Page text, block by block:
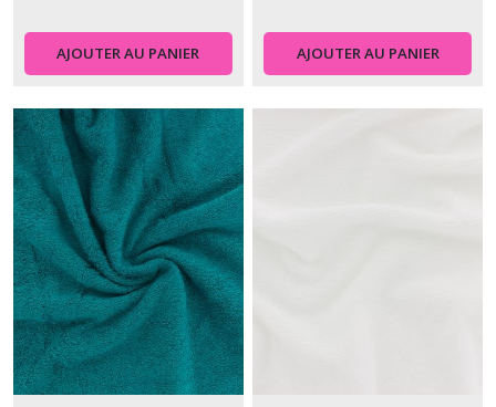
AJOUTER AU PANIER AJOUTER AU PANIER